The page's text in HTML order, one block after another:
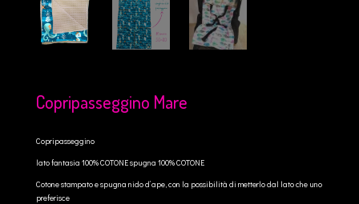
Copripasseggino Mare
Copripasseggino
lato fantasia 100% COTONE spugna 100% COTONE
Cotone stampato e spugna nido d’ape, con la possibilità di metterlo dal lato che uno
preferisce